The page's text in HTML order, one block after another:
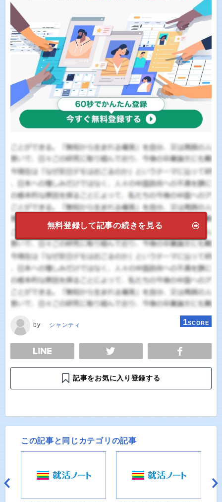
無料登録して記事の続きを見る
by シャンティ 1SCORE
TWEET
記事をお気に入り登録する
この記事と同じカテゴリの記事